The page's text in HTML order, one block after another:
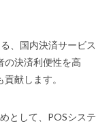
、国内決済サービス
の決済利便性を高
献します。
として、POSシステ